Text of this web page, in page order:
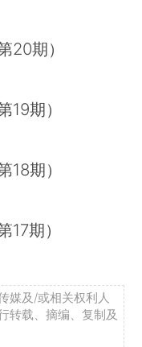
20期）
期）
期）
期）
媒及/或相关权利人
转载、摘编、复制及